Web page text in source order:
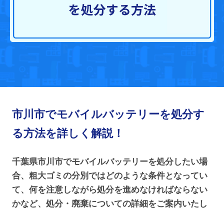
市川市でモバイルバッテリーを処分す
る方法を詳しく解説！
千葉県市川市でモバイルバッテリーを処分したい場
合、粗大ゴミの分別ではどのような条件となってい
て、何を注意しながら処分を進めなければならない
かなど、処分・廃棄についての詳細をご案内いたし